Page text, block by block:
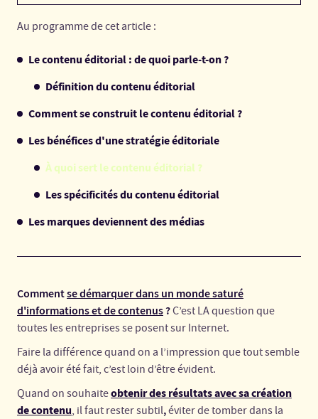
Au programme de cet article :
Le contenu éditorial : de quoi parle-t-on ?
Définition du contenu éditorial
Comment se construit le contenu éditorial ?
Les bénéfices d'une stratégie éditoriale
À quoi sert le contenu éditorial‍ ?
Les spécificités du contenu éditorial
Les marques deviennent des médias
Commentse démarquer dans un monde saturé
d'informations et de contenus?C’est LA question que
toutes les entreprises se posent sur Internet.
Faire la différence quand on a l’impression que tout semble
déjà avoir été fait, c’est loin d’être évident.
Quand on souhaiteobtenir des résultats avec sa création
de contenu, il faut rester subtil,éviter de tomber dans la